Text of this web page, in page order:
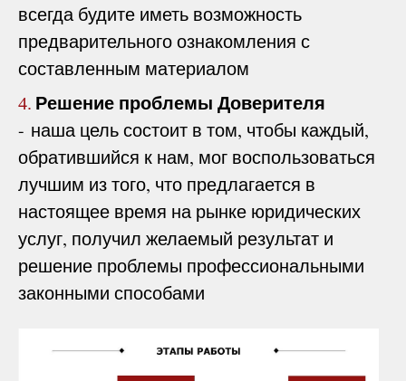
всегда будите иметь возможность
предварительного ознакомления с
составленным материалом
4. Решение проблемы Доверителя
- наша цель состоит в том, чтобы каждый,
обратившийся к нам, мог воспользоваться
лучшим из того, что предлагается в
настоящее время на рынке юридических
услуг, получил желаемый результат и
решение проблемы профессиональными
законными способами